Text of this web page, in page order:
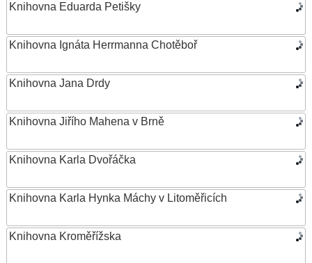
Knihovna Eduarda Petišky
Knihovna Ignáta Herrmanna Chotěboř
Knihovna Jana Drdy
Knihovna Jiřího Mahena v Brně
Knihovna Karla Dvořáčka
Knihovna Karla Hynka Máchy v Litoměřicích
Knihovna Kroměřížska